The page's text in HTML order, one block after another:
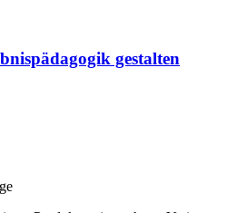
gestalten